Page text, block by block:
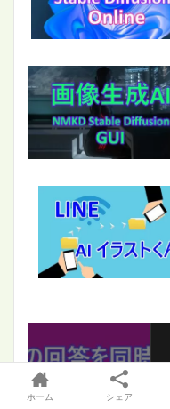
ホーム シェア